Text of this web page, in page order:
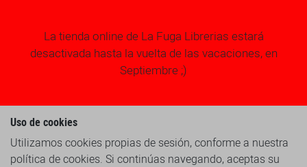
La tienda online de La Fuga Librerias estará
desactivada hasta la vuelta de las vacaciones, en
Septiembre ;)
Uso de cookies
Utilizamos cookies propias de sesión, conforme a nuestra
política de cookies. Si continúas navegando, aceptas su